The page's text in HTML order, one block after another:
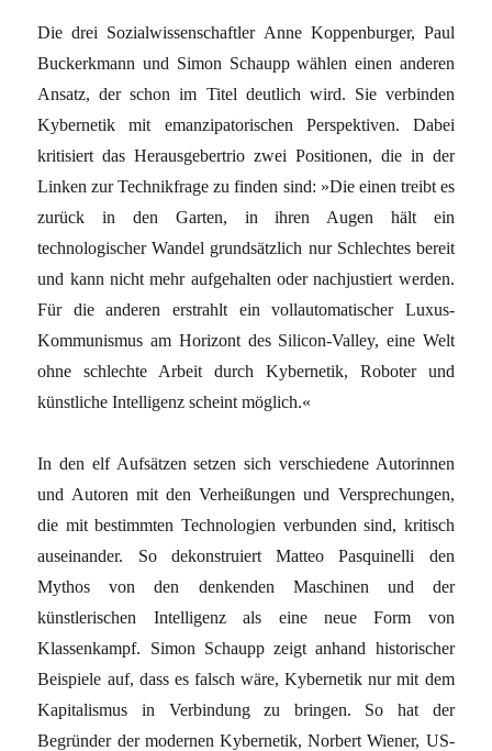
Die drei Sozialwissenschaftler Anne Koppenburger, Paul
Buckerkmann und Simon Schaupp wählen einen anderen
Ansatz, der schon im Titel deutlich wird. Sie verbinden
Kybernetik mit emanzipatorischen Perspektiven. Dabei
kritisiert das Herausgebertrio zwei Positionen, die in der
Linken zur Technikfrage zu finden sind: »Die einen treibt es
zurück in den Garten, in ihren Augen hält ein
technologischer Wandel grundsätzlich nur Schlechtes bereit
und kann nicht mehr aufgehalten oder nachjustiert werden.
Für die anderen erstrahlt ein vollautomatischer Luxus-
Kommunismus am Horizont des Silicon-Valley, eine Welt
ohne schlechte Arbeit durch Kybernetik, Roboter und
künstliche Intelligenz scheint möglich.«
In den elf Aufsätzen setzen sich verschiedene Autorinnen
und Autoren mit den Verheißungen und Versprechungen,
die mit bestimmten Technologien verbunden sind, kritisch
auseinander. So dekonstruiert Matteo Pasquinelli den
Mythos von den denkenden Maschinen und der
künstlerischen Intelligenz als eine neue Form von
Klassenkampf. Simon Schaupp zeigt anhand historischer
Beispiele auf, dass es falsch wäre, Kybernetik nur mit dem
Kapitalismus in Verbindung zu bringen. So hat der
Begründer der modernen Kybernetik, Norbert Wiener, US-